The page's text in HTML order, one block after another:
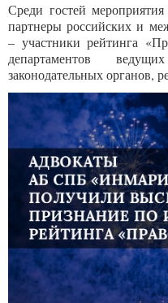
Среди гостей
партнеры российских и
– участники рейтинга
департаментов
законодательных органов,